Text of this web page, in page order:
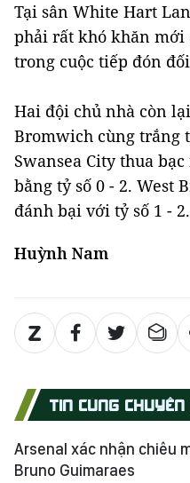
Tại sân White Hart
phải rất khó khăn mới
trong cuộc tiếp đón
Hai đội chủ nhà còn
Bromwich cùng trắng
Swansea City thua
bằng tỷ số 0 - 2. West
đánh bại với tỷ số 1 - 2.
Huỳnh Nam
TIN CÙNG CHUYÊN
Arsenal xác nhận chiêu
Bruno Guimaraes